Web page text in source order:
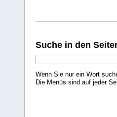
Suche in den
Wenn Sie nur ein Wort
Die Menüs sind auf jeder